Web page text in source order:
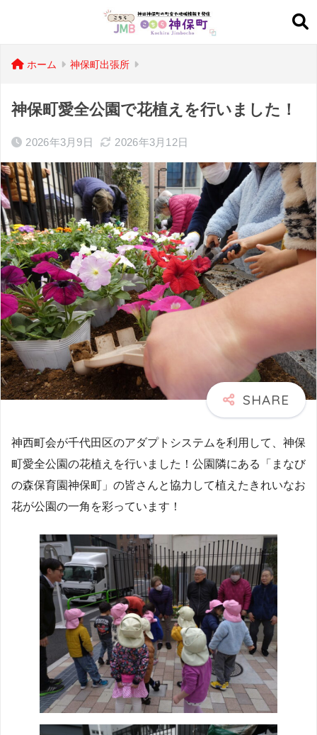
ホーム 神保町出張所
神保町愛全公園で花植えを行いました！
2026年3月9日 2026年3月12日
神西町会が千代田区のアダプトシステムを利用して、神保
町愛全公園の花植えを行いました！公園隣にある「まなび
の森保育園神保町」の皆さんと協力して植えたきれいなお
花が公園の一角を彩っています！